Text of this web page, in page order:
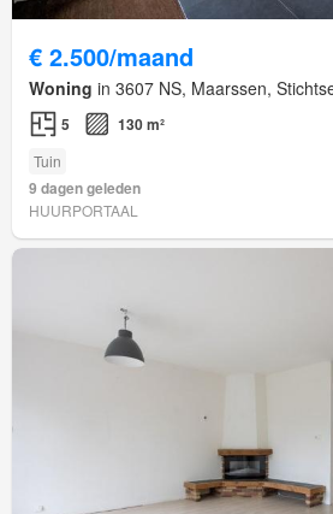
€ 2.500/maand
Woning in 3607 NS, Maarssen,
5 130 m²
Tuin
9 dagen geleden
HUURPORTAAL